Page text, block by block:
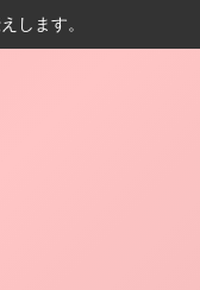
します。